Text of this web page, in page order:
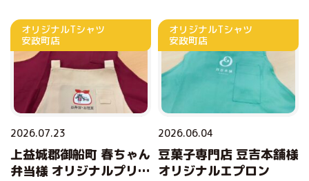
オリジナルTシャツ
安政町店
2026.07.23
上益城郡御船町 春ちゃん
弁当様 オリジナルプリン
オリジナルTシャツ
安政町店
2026.06.04
豆菓子専門店 豆吉本舗様
オリジナルエプロン